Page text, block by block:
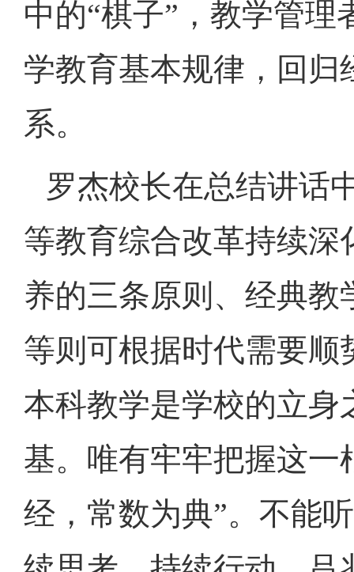
中的“棋子”，教学管
学教育基本规律，回
系。
罗杰校长在总结讲话
等教育综合改革持续深
养的三条原则、经典
等则可根据时代需要顺
本科教学是学校的立身
基。唯有牢牢把握这一
经，常数为典”。不能